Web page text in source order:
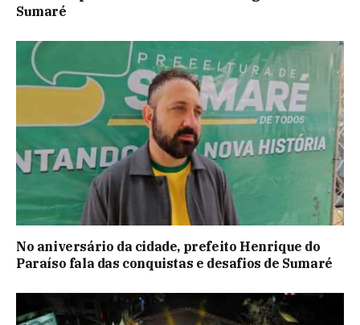
Sumaré
No aniversário da cidade, prefeito Henrique do
Paraíso fala das conquistas e desafios de Sumaré